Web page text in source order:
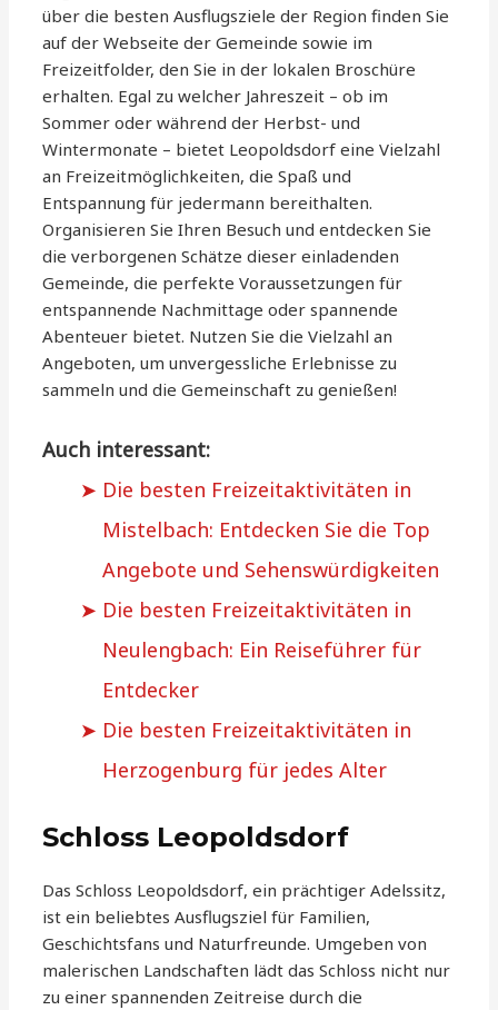
über die besten Ausflugsziele der Region finden Sie
auf der Webseite der Gemeinde sowie im
Freizeitfolder, den Sie in der lokalen Broschüre
erhalten. Egal zu welcher Jahreszeit – ob im
Sommer oder während der Herbst- und
Wintermonate – bietet Leopoldsdorf eine Vielzahl
an Freizeitmöglichkeiten, die Spaß und
Entspannung für jedermann bereithalten.
Organisieren Sie Ihren Besuch und entdecken Sie
die verborgenen Schätze dieser einladenden
Gemeinde, die perfekte Voraussetzungen für
entspannende Nachmittage oder spannende
Abenteuer bietet. Nutzen Sie die Vielzahl an
Angeboten, um unvergessliche Erlebnisse zu
sammeln und die Gemeinschaft zu genießen!
Auch interessant:
Die besten Freizeitaktivitäten in
Mistelbach: Entdecken Sie die Top
Angebote und Sehenswürdigkeiten
Die besten Freizeitaktivitäten in
Neulengbach: Ein Reiseführer für
Entdecker
Die besten Freizeitaktivitäten in
Herzogenburg für jedes Alter
Schloss Leopoldsdorf
Das Schloss Leopoldsdorf, ein prächtiger Adelssitz,
ist ein beliebtes Ausflugsziel für Familien,
Geschichtsfans und Naturfreunde. Umgeben von
malerischen Landschaften lädt das Schloss nicht nur
zu einer spannenden Zeitreise durch die